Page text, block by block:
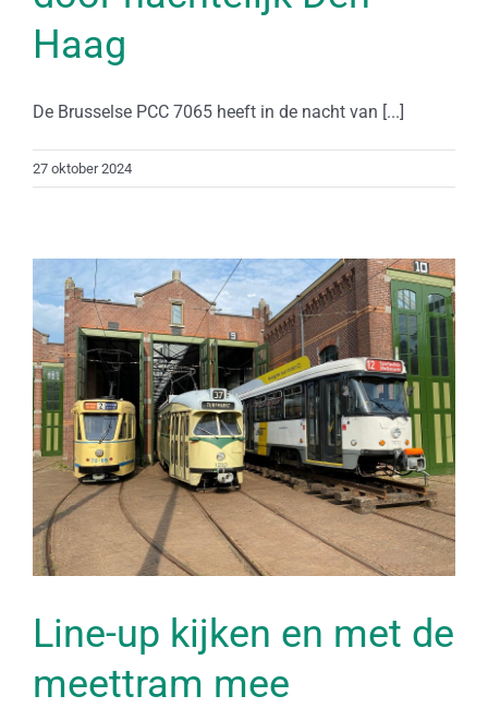
Haag
De Brusselse PCC 7065 heeft in de nacht van [...]
27 oktober 2024
Line-up kijken en met de
meettram mee